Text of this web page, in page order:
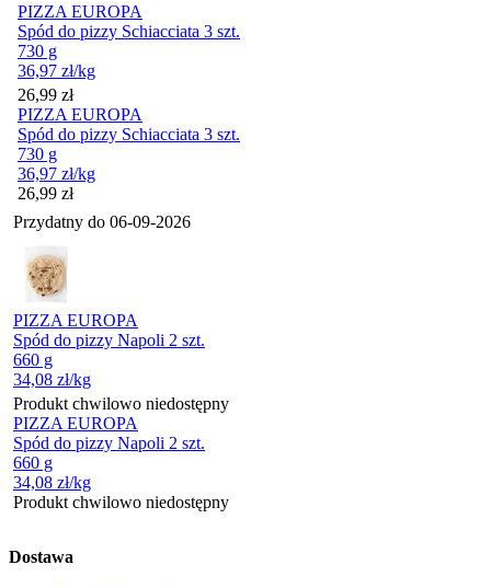
PIZZA EUROPA
Spód do pizzy Schiacciata 3 szt.
730 g
36,97 zł/kg
Cena
26,99 zł
PIZZA EUROPA
Spód do pizzy Schiacciata 3 szt.
730 g
36,97 zł/kg
Cena
26,99 zł
Przydatny do 06-09-2026
PIZZA EUROPA
Spód do pizzy Napoli 2 szt.
660 g
34,08 zł/kg
Produkt chwilowo niedostępny
PIZZA EUROPA
Spód do pizzy Napoli 2 szt.
660 g
34,08 zł/kg
Produkt chwilowo niedostępny
Dostawa